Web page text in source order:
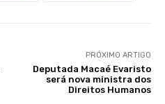
PRÓXIMO ARTIGO
Deputada Macaé Evaristo
será nova ministra dos
Direitos Humanos